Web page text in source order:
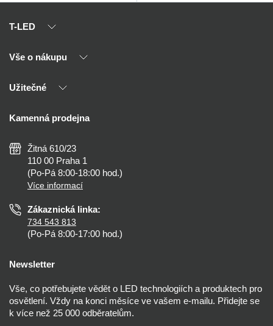
T-LED
O nás
Kontakty
Vše o nákupu
Výhody T-LED
Montáž
Nejčastější dotazy
Než koupíte
Osvětlení dle místnosti
Užitečné
Reklamace a vrácení
Zásady ochrany soukromí
Nastavení cookies
Prohlášení o přístupnosti
Kamenná prodejna
Žitná 610/23
110 00 Praha 1
(Po-Pá 8:00-18:00 hod.)
Více informací
Zákaznická linka:
734 543 813
(Po-Pá 8:00-17:00 hod.)
Newsletter
Vše, co potřebujete vědět o LED technologiích a produktech pro
osvětlení. Vždy na konci měsíce ve vašem e-mailu. Přidejte se
k více než 25 000 odběratelům.